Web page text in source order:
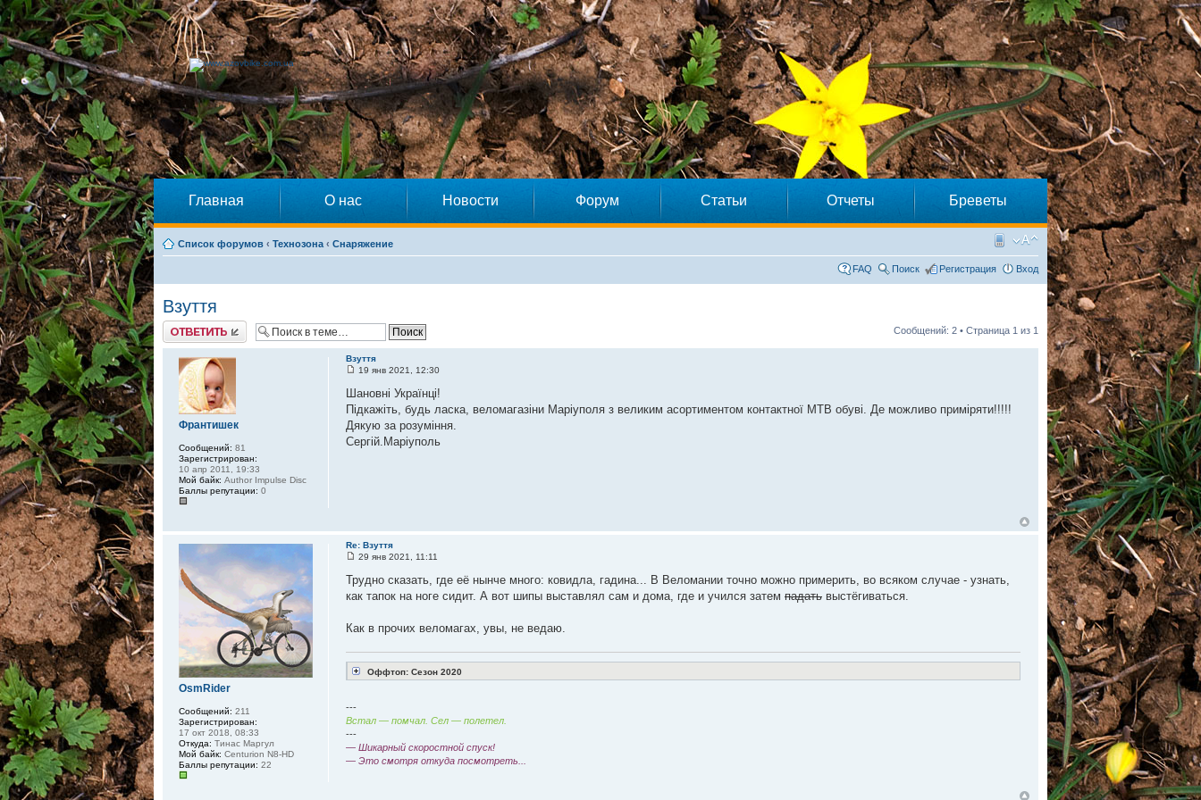
Главная О нас Новости Форум Статьи Отчеты Бреветы
Список форумов ‹ Технозона ‹ Снаряжение
FAQ Поиск Регистрация Вход
Взуття
Ответить Сообщений: 2 • Страница 1 из 1
Взуття
19 янв 2021, 12:30
Шановні Українці!
Підкажіть, будь ласка, веломагазіни Маріуполя з великим асортиментом контактної МТВ обуві. Де можливо приміряти!!!!!
Дякую за розуміння.
Сергій.Маріуполь
Франтишек
Сообщений: 81
Зарегистрирован:
10 апр 2011, 19:33
Мой байк: Author Impulse Disc
Баллы репутации: 0
Re: Взуття
29 янв 2021, 11:11
Трудно сказать, где её нынче много: ковидла, гадина... В Веломании точно можно примерить, во всяком случае - узнать,
как тапок на ноге сидит. А вот шипы выставлял сам и дома, где и учился затем падать выстёгиваться.
Как в прочих веломагах, увы, не ведаю.
Оффтоп: Сезон 2020
---
Встал — помчал. Сел — полетел.
---
— Шикарный скоростной спуск!
— Это смотря откуда посмотреть...
OsmRider
Сообщений: 211
Зарегистрирован:
17 окт 2018, 08:33
Откуда: Тинас Маргул
Мой байк: Centurion N8-HD
Баллы репутации: 22